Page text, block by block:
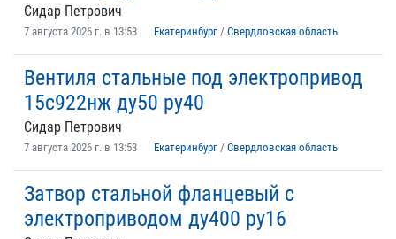
Сидар Петрович
7 августа 2026 г. в 13:53 Екатеринбург / Свердловская область
Вентиля стальные под электропривод
15с922нж ду50 ру40
Сидар Петрович
7 августа 2026 г. в 13:53 Екатеринбург / Свердловская область
Затвор стальной фланцевый с
электроприводом ду400 ру16